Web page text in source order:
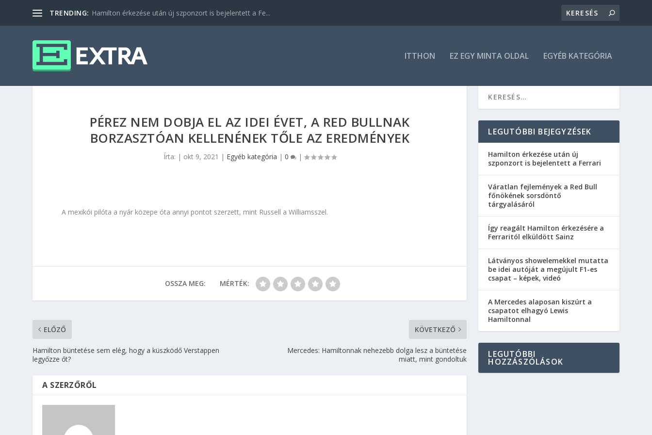
TRENDING: Hamilton érkezése után új szponzort is bejelentett a Fe...
ITTHON EZ EGY MINTA OLDAL EGYÉB KATEGÓRIA
PÉREZ NEM DOBJA EL AZ IDEI ÉVET, A RED BULLNAK
BORZASZTÓAN KELLENÉNEK TŐLE AZ EREDMÉNYEK
Írta: | okt 9, 2021 | Egyéb kategória | 0 |
A mexikói pilóta a nyár közepe óta annyi pontot szerzett, mint Russell a Williamsszel.
OSSZA MEG: MÉRTÉK:
ELŐZŐ
Hamilton büntetése sem elég, hogy a küszködő Verstappen
legyőzze őt?
KÖVETKEZŐ
Mercedes: Hamiltonnak nehezebb dolga lesz a büntetése
miatt, mint gondoltuk
A SZERZŐRŐL
LEGUTÓBBI BEJEGYZÉSEK
Hamilton érkezése után új
szponzort is bejelentett a Ferrari
Váratlan fejlemények a Red Bull
főnökének sorsdöntő
tárgyalásáról
Így reagált Hamilton érkezésére a
Ferraritól elküldött Sainz
Látványos showelemekkel mutatta
be idei autóját a megújult F1-es
csapat – képek, videó
A Mercedes alaposan kiszúrt a
csapatot elhagyó Lewis
Hamiltonnal
LEGUTÓBBI
HOZZÁSZÓLÁSOK